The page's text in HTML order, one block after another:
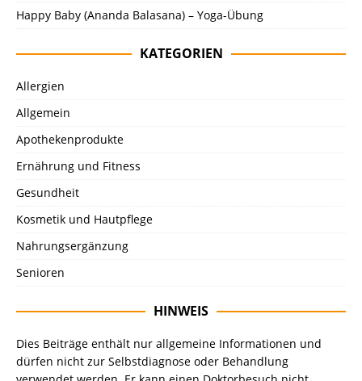
Happy Baby (Ananda Balasana) – Yoga-Übung
KATEGORIEN
Allergien
Allgemein
Apothekenprodukte
Ernährung und Fitness
Gesundheit
Kosmetik und Hautpflege
Nahrungsergänzung
Senioren
HINWEIS
Dies Beiträge enthält nur allgemeine Informationen und
dürfen nicht zur Selbstdiagnose oder Behandlung